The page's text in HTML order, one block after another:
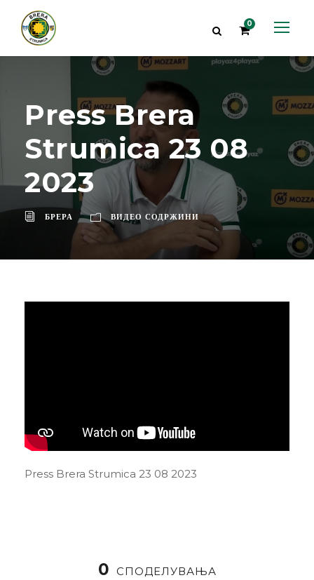
0
Press Brera
Strumica 23 08
2023
БРЕРА ВИДЕО СОДРЖИНИ
Press Brera Strumica 23 08 2023
0 СПОДЕЛУВАЊА